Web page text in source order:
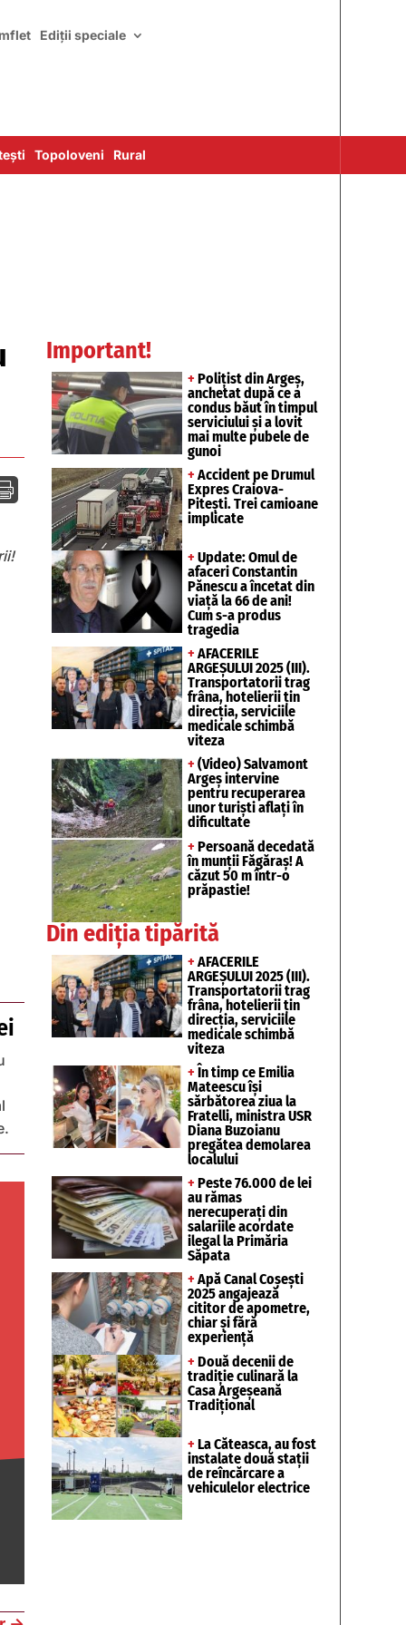
Ediții speciale
Topoloveni Rural
Important!
+ Polițist din Argeș,
anchetat după ce a
condus băut în timpul
serviciului și a lovit
mai multe pubele de
gunoi
+ Accident pe Drumul
Expres Craiova-
Pitești. Trei camioane
implicate
+ Update: Omul de
afaceri Constantin
Pănescu a încetat din
viață la 66 de ani!
Cum s-a produs
tragedia
+ AFACERILE
ARGEȘULUI 2025 (III).
Transportatorii trag
frâna, hotelierii țin
direcția, serviciile
medicale schimbă
viteza
+ (Video) Salvamont
Argeș intervine
pentru recuperarea
unor turişti aflaţi în
dificultate
+ Persoană decedată
în munții Făgăraș! A
căzut 50 m într-o
prăpastie!
Din ediția tipărită
+ AFACERILE
ARGEȘULUI 2025 (III).
Transportatorii trag
frâna, hotelierii țin
direcția, serviciile
medicale schimbă
viteza
+ În timp ce Emilia
Mateescu își
sărbătorea ziua la
Fratelli, ministra USR
Diana Buzoianu
pregătea demolarea
localului
+ Peste 76.000 de lei
au rămas
nerecuperați din
salariile acordate
ilegal la Primăria
Săpata
+ Apă Canal Coșești
2025 angajează
cititor de apometre,
chiar și fără
experiență
+ Două decenii de
tradiție culinară la
Casa Argeșeană
Tradițional
+ La Căteasca, au fost
instalate două stații
de reîncărcare a
vehiculelor electrice